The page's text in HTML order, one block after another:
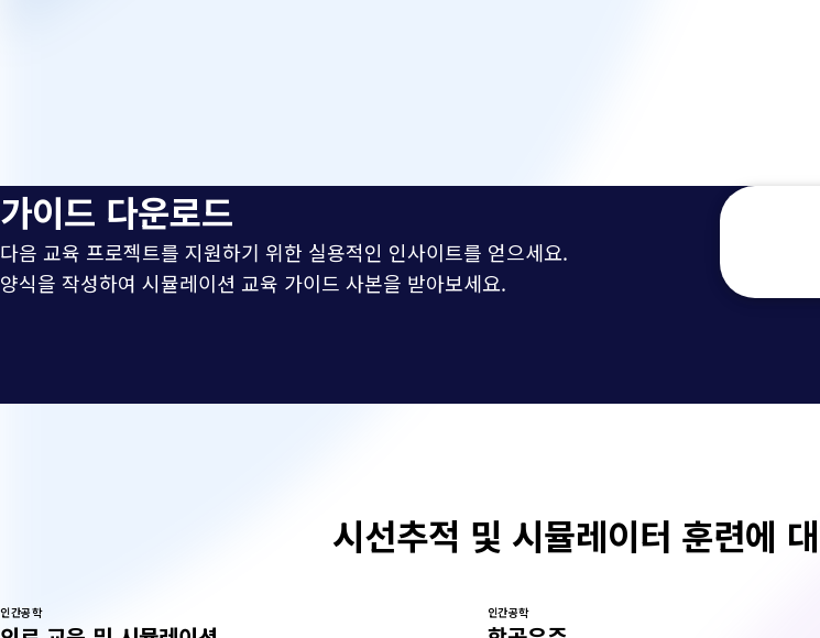
가이드 다운로드
다음 교육 프로젝트를 지원하기 위한 실용적인 인사이트를 얻으세요.
양식을 작성하여 시뮬레이션 교육 가이드 사본을 받아보세요.
시선추적 및 시뮬레이터 훈련에
인간공학 인간공학